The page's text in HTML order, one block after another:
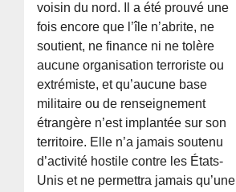
voisin du nord. Il a été prouvé une
fois encore que l’île n’abrite, ne
soutient, ne finance ni ne tolère
aucune organisation terroriste ou
extrémiste, et qu’aucune base
militaire ou de renseignement
étrangère n’est implantée sur son
territoire. Elle n’a jamais soutenu
d’activité hostile contre les États-
Unis et ne permettra jamais qu’une